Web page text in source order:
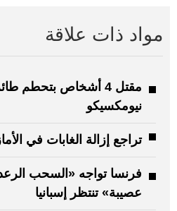
مواد ذات علاقة
مقتل 4 أشخاص بتحطم
نيومكسيكو
تراجع إزالة الغابات في
فرنسا تواجه «السحب
عصيبة» تنتظر إسبانيا